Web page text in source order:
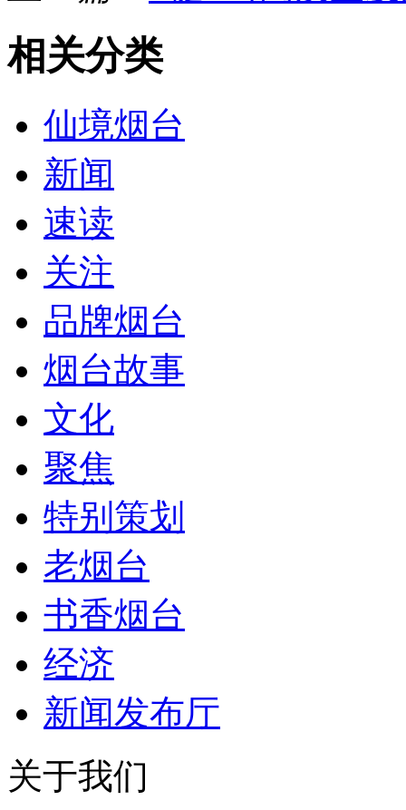
相关分类
仙境烟台
新闻
速读
关注
品牌烟台
烟台故事
文化
聚焦
特别策划
老烟台
书香烟台
经济
新闻发布厅
关于我们